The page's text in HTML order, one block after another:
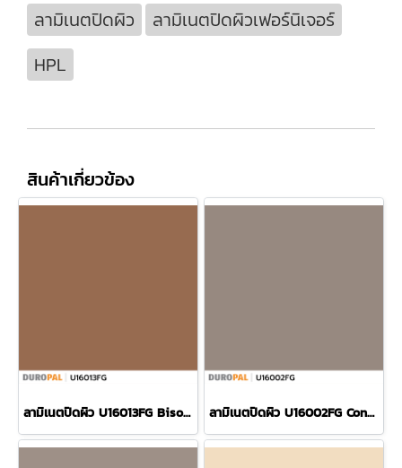
ลามิเนตปิดผิว
ลามิเนตปิดผิวเฟอร์นิเจอร์
HPL
สินค้าเกี่ยวข้อง
ลามิเนตปิดผิว U16013FG Bison แบรนด์ Duropal ลามิเนตปิดผิว U16002FG Congo แบรนด์ Duropal